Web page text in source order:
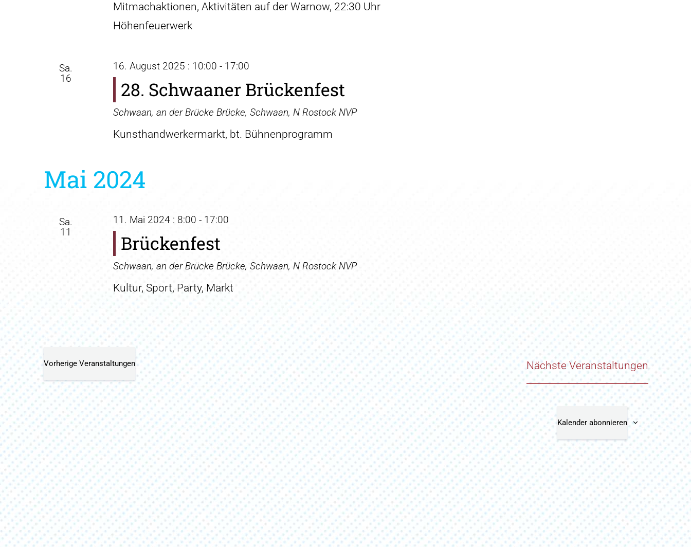
Mitmachaktionen, Aktivitäten auf der Warnow, 22:30 Uhr
Höhenfeuerwerk
Sa.
16
16. August 2025 : 10:00 - 17:00
28. Schwaaner Brückenfest
Schwaan, an der BrückeBrücke, Schwaan, N Rostock NVP
Kunsthandwerkermarkt, bt. Bühnenprogramm
Mai 2024
Sa.
11
11. Mai 2024 : 8:00 - 17:00
Brückenfest
Schwaan, an der BrückeBrücke, Schwaan, N Rostock NVP
Kultur, Sport, Party, Markt
Vorherige Veranstaltungen NächsteVeranstaltungen
Kalender abonnieren